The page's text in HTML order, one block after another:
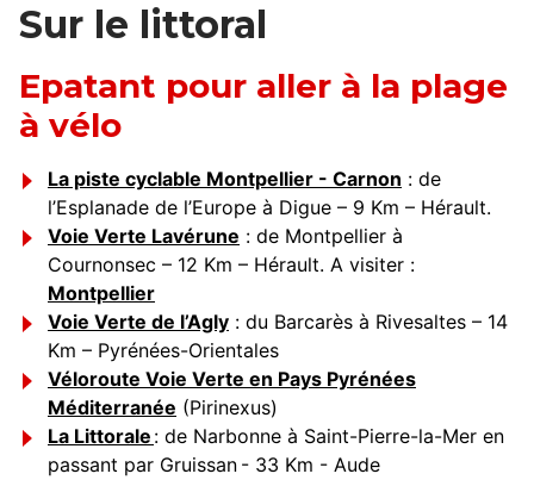
Sur le littoral
Epatant pour aller à la plage
à vélo
La piste cyclable Montpellier - Carnon : de
l’Esplanade de l’Europe à Digue – 9 Km – Hérault.
Voie Verte Lavérune : de Montpellier à
Cournonsec – 12 Km – Hérault. A visiter :
Montpellier
Voie Verte de l’Agly : du Barcarès à Rivesaltes – 14
Km – Pyrénées-Orientales
Véloroute Voie Verte en Pays Pyrénées
Méditerranée (Pirinexus)
La Littorale : de Narbonne à Saint-Pierre-la-Mer en
passant par Gruissan - 33 Km - Aude